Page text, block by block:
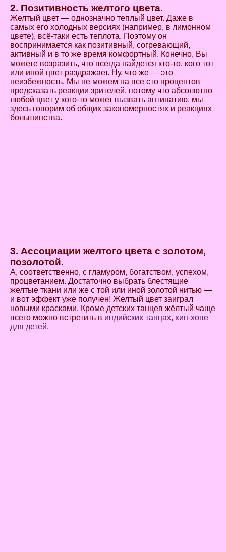
2. Позитивность желтого цвета.
Желтый цвет — однозначно теплый цвет. Даже в
самых его холодных версиях (например, в лимонном
цвете), всё-таки есть теплота. Поэтому он
воспринимается как позитивный, согревающий,
активный и в то же время комфортный. Конечно, Вы
можете возразить, что всегда найдется кто-то, кого тот
или иной цвет раздражает. Ну, что же — это
неизбежность. Мы не можем на все сто процентов
предсказать реакции зрителей, потому что абсолютно
любой цвет у кого-то может вызвать антипатию, мы
здесь говорим об общих закономерностях и реакциях
большинства.
3. Ассоциации желтого цвета с золотом,
позолотой.
А, соответственно, с гламуром, богатством, успехом,
процветанием. Достаточно выбрать блестящие
желтые ткани или же с той или иной золотой нитью —
и вот эффект уже получен! Желтый цвет заиграл
новыми красками. Кроме детских танцев жёлтый чаще
всего можно встретить в индийских танцах, хип-хопе
для детей.